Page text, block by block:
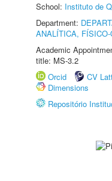
School: Instituto de
Department:
ANALÍTICA,
Academic
title: MS-3.2
Orcid
CV
Dimensions
Repositório